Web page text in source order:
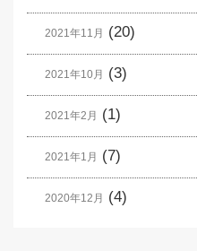
2021年11月 (20)
2021年10月 (3)
2021年2月 (1)
2021年1月 (7)
2020年12月 (4)